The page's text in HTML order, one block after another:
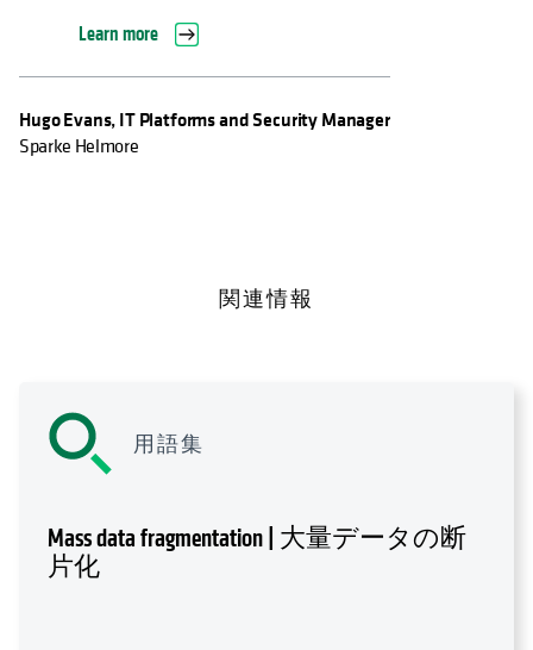
Learn more
Hugo Evans, IT Platforms and Security Manager
Sparke Helmore
関連情報
用語集
Mass data fragmentation | 大量データの断
片化